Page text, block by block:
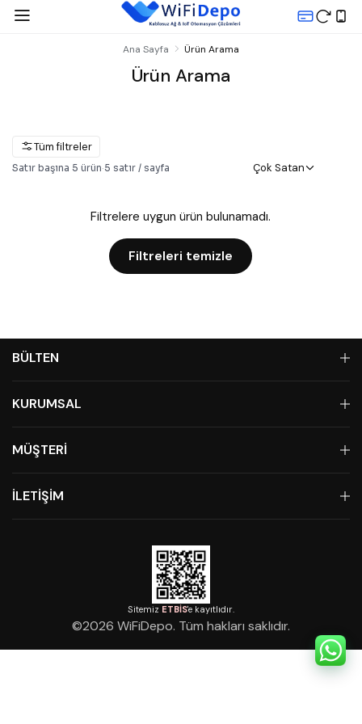
Ana Sayfa Ürün Arama
Ürün Arama
Tüm filtreler
Satır başına 5 ürün·5 satır / sayfa Çok Satan
Filtrelere uygun ürün bulunamadı.
Filtreleri temizle
BÜLTEN
KURUMSAL
MÜŞTERİ
İLETİŞİM
Sitemiz ETBİS'e kayıtlıdır.
©2026 WiFiDepo. Tüm hakları saklıdır.